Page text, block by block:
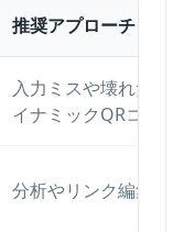
推奨アプローチ
入力ミスや壊れた応
イナミックQRコー
分析やリンク編集が